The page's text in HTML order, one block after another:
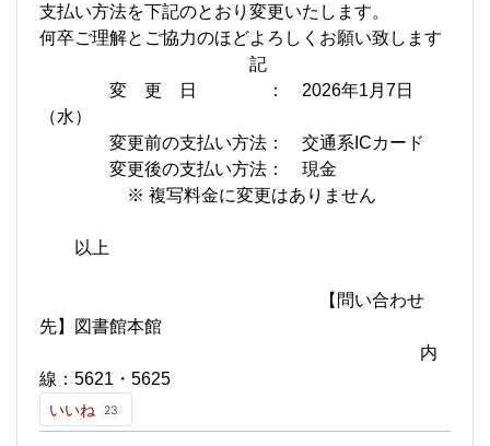
支払い方法を下記のとおり変更いたします。
何卒ご理解とご協力のほどよろしくお願い致します
記
変 更 日 ： 2026年1月7日
（水）
変更前の支払い方法： 交通系ICカード
変更後の支払い方法： 現金
※ 複写料金に変更はありません
以上
【問い合わせ
先】図書館本館
内
線：5621・5625
いいね
23